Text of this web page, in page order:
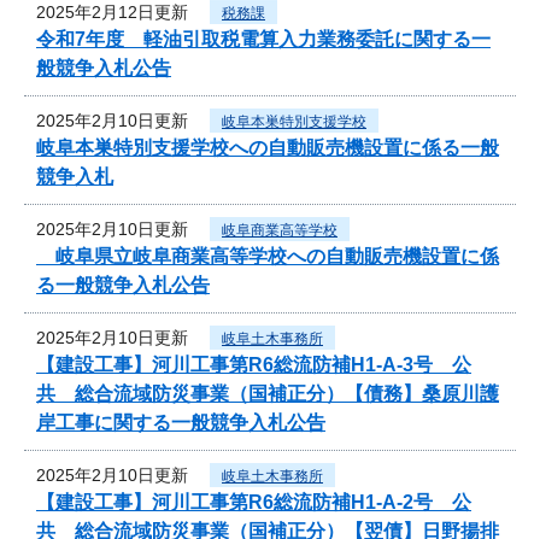
2025年2月12日更新 税務課
令和7年度 軽油引取税電算入力業務委託に関する一
般競争入札公告
2025年2月10日更新 岐阜本巣特別支援学校
岐阜本巣特別支援学校への自動販売機設置に係る一般
競争入札
2025年2月10日更新 岐阜商業高等学校
岐阜県立岐阜商業高等学校への自動販売機設置に係
る一般競争入札公告
2025年2月10日更新 岐阜土木事務所
【建設工事】河川工事第R6総流防補H1-A-3号 公
共 総合流域防災事業（国補正分）【債務】桑原川護
岸工事に関する一般競争入札公告
2025年2月10日更新 岐阜土木事務所
【建設工事】河川工事第R6総流防補H1-A-2号 公
共 総合流域防災事業（国補正分）【翌債】日野揚排